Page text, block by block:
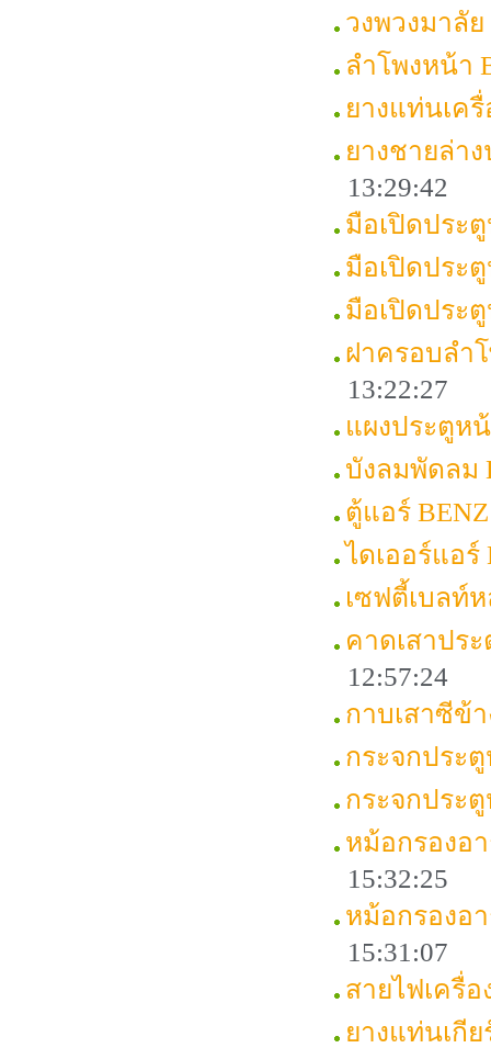
วงพวงมาลัย
ลำโพงหน้า
ยางแท่นเครื่
ยางชายล่า
13:29:42
มือเปิดประ
มือเปิดประ
มือเปิดประ
ฝาครอบลำ
13:22:27
แผงประตูห
บังลมพัดลม
ตู้แอร์
ไดเออร์แอร์
เซฟตี้เบลท์
คาดเสาปร
12:57:24
กาบเสาซีข้
กระจกประ
กระจกประ
หม้อกรองอ
15:32:25
หม้อกรองอา
15:31:07
สายไฟเครื่อ
ยางแท่นเกีย